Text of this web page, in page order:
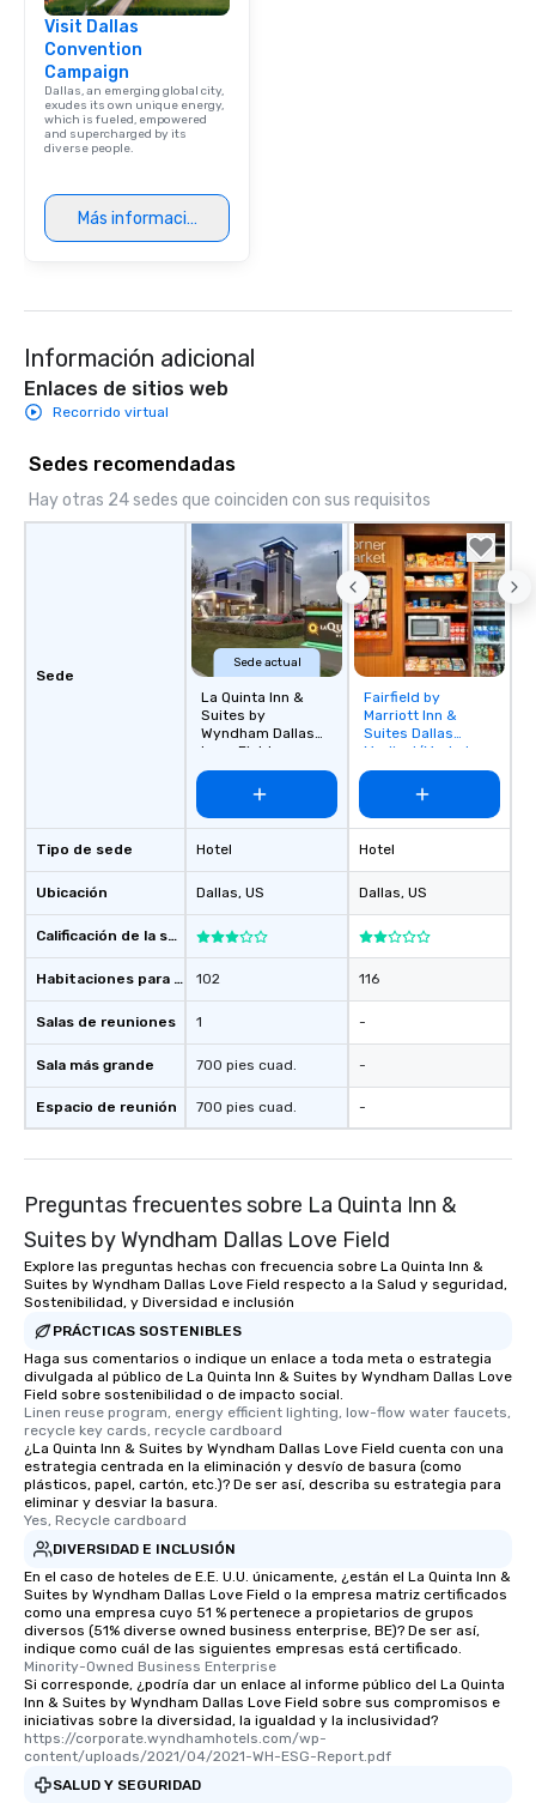
Visit Dallas
Convention
Campaign
Dallas, an emerging global city,
exudes its own unique energy,
which is fueled, empowered
and supercharged by its
diverse people.
Más información
Información adicional
Enlaces de sitios web
Recorrido virtual
Sedes recomendadas
Hay otras 24 sedes que coinciden con sus requisitos
Sede
Tipo de sede
Ubicación
Calificación de la sede
Habitaciones para huéspedes
Salas de reuniones
Sala más grande
Espacio de reunión
Sede actual
La Quinta Inn &
Suites by
Wyndham Dallas
Love Field
Hotel
Dallas, US
102
1
700 pies cuad.
700 pies cuad.
Removed from
favorites
Fairfield by
Marriott Inn &
Suites Dallas
Medical/Market
Center
Hotel
Dallas, US
116
-
-
-
Preguntas frecuentes sobre La Quinta Inn &
Suites by Wyndham Dallas Love Field
Explore las preguntas hechas con frecuencia sobre La Quinta Inn &
Suites by Wyndham Dallas Love Field respecto a la Salud y seguridad,
Sostenibilidad, y Diversidad e inclusión
PRÁCTICAS SOSTENIBLES
Haga sus comentarios o indique un enlace a toda meta o estrategia
divulgada al público de La Quinta Inn & Suites by Wyndham Dallas Love
Field sobre sostenibilidad o de impacto social.
Linen reuse program, energy efficient lighting, low-flow water faucets,
recycle key cards, recycle cardboard
¿La Quinta Inn & Suites by Wyndham Dallas Love Field cuenta con una
estrategia centrada en la eliminación y desvío de basura (como
plásticos, papel, cartón, etc.)? De ser así, describa su estrategia para
eliminar y desviar la basura.
Yes, Recycle cardboard
DIVERSIDAD E INCLUSIÓN
En el caso de hoteles de E.E. U.U. únicamente, ¿están el La Quinta Inn &
Suites by Wyndham Dallas Love Field o la empresa matriz certificados
como una empresa cuyo 51 % pertenece a propietarios de grupos
diversos (51% diverse owned business enterprise, BE)? De ser así,
indique como cuál de las siguientes empresas está certificado.
Minority-Owned Business Enterprise
Si corresponde, ¿podría dar un enlace al informe público del La Quinta
Inn & Suites by Wyndham Dallas Love Field sobre sus compromisos e
iniciativas sobre la diversidad, la igualdad y la inclusividad?
https://corporate.wyndhamhotels.com/wp-
content/uploads/2021/04/2021-WH-ESG-Report.pdf
SALUD Y SEGURIDAD